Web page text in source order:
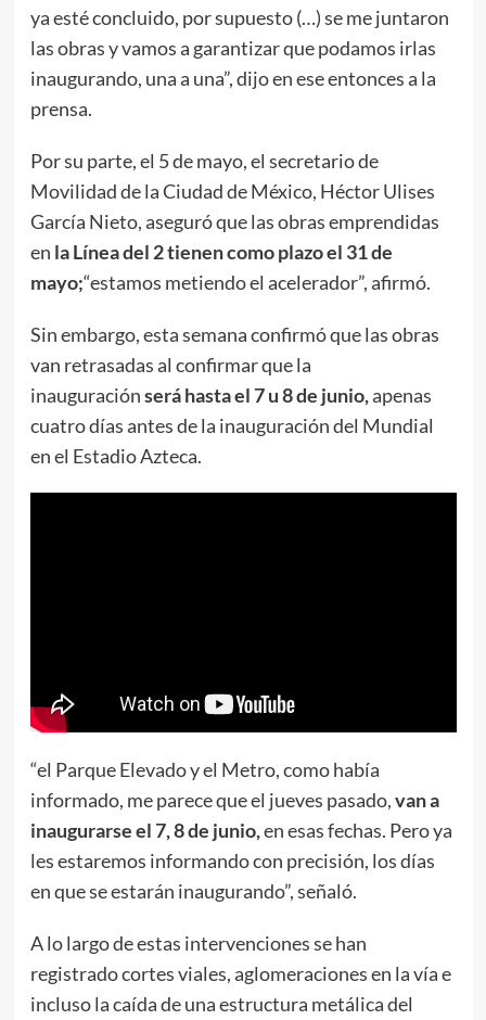
ya esté concluido, por supuesto (…) se me juntaron
las obras y vamos a garantizar que podamos irlas
inaugurando, una a una”, dijo en ese entonces a la
prensa.
Por su parte, el 5 de mayo, el secretario de
Movilidad de la Ciudad de México, Héctor Ulises
García Nieto, aseguró que las obras emprendidas
en la Línea del 2 tienen como plazo el 31 de
mayo;“estamos metiendo el acelerador”, afirmó.
Sin embargo, esta semana confirmó que las obras
van retrasadas al confirmar que la
inauguraciónserá hasta el 7 u 8 de junio,apenas
cuatro días antes de la inauguración del Mundial
en el Estadio Azteca.
“el Parque Elevado y el Metro, como había
informado, me parece que el jueves pasado,van a
inaugurarse el 7, 8 de junio,en esas fechas. Pero ya
les estaremos informando con precisión, los días
en que se estarán inaugurando”, señaló.
A lo largo de estas intervenciones se han
registrado cortes viales, aglomeraciones en la vía e
incluso la caída de una estructura metálica del